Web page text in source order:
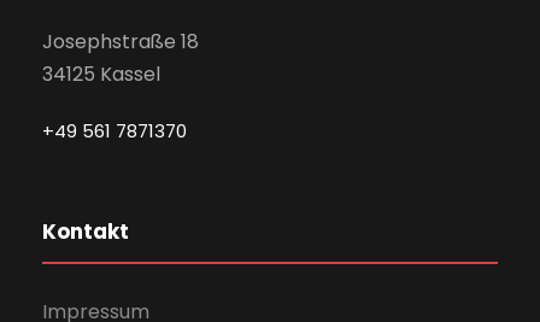
Josephstraße 18
34125 Kassel
+49 561 7871370
Kontakt
Impressum